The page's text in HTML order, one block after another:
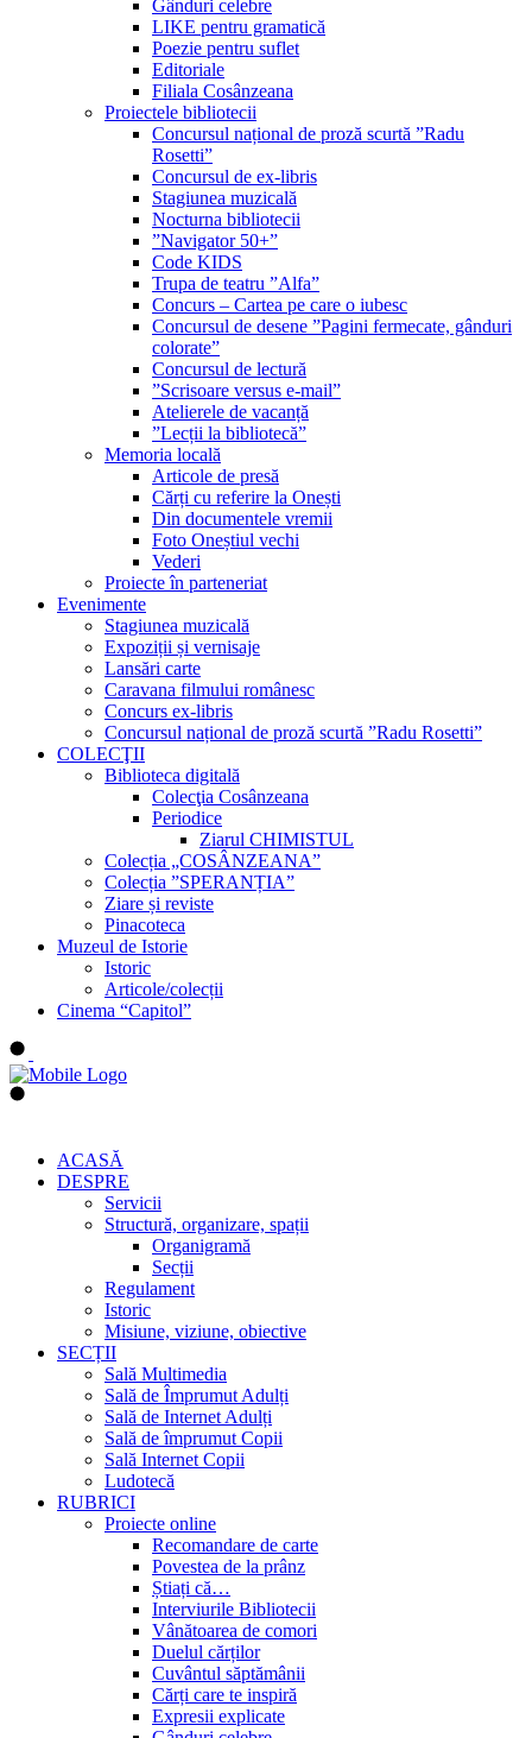
Gânduri celebre
LIKE pentru gramatică
Poezie pentru suflet
Editoriale
Filiala Cosânzeana
Proiectele bibliotecii
Concursul național de proză scurtă ”Radu
Rosetti”
Concursul de ex-libris
Stagiunea muzicală
Nocturna bibliotecii
”Navigator 50+”
Code KIDS
Trupa de teatru ”Alfa”
Concurs – Cartea pe care o iubesc
Concursul de desene ”Pagini fermecate, gânduri
colorate”
Concursul de lectură
”Scrisoare versus e-mail”
Atelierele de vacanță
”Lecții la bibliotecă”
Memoria locală
Articole de presă
Cărți cu referire la Onești
Din documentele vremii
Foto Oneștiul vechi
Vederi
Proiecte în parteneriat
Evenimente
Stagiunea muzicală
Expoziții și vernisaje
Lansări carte
Caravana filmului românesc
Concurs ex-libris
Concursul național de proză scurtă ”Radu Rosetti”
COLECŢII
Biblioteca digitală
Colecţia Cosânzeana
Periodice
Ziarul CHIMISTUL
Colecția „COSÂNZEANA”
Colecția ”SPERANȚIA”
Ziare și reviste
Pinacoteca
Muzeul de Istorie
Istoric
Articole/colecții
Cinema “Capitol”
ACASĂ
DESPRE
Servicii
Structură, organizare, spații
Organigramă
Secții
Regulament
Istoric
Misiune, viziune, obiective
SECȚII
Sală Multimedia
Sală de Împrumut Adulți
Sală de Internet Adulți
Sală de împrumut Copii
Sală Internet Copii
Ludotecă
RUBRICI
Proiecte online
Recomandare de carte
Povestea de la prânz
Știați că…
Interviurile Bibliotecii
Vânătoarea de comori
Duelul cărților
Cuvântul săptămânii
Cărți care te inspiră
Expresii explicate